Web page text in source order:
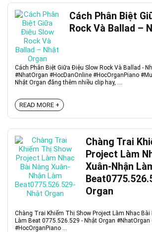
Cách Phân Biệt
Rock Và Ballad –
Cách Phân Biệt Giữa Điệu Slow Rock Và Ballad -
#NhatOrgan #HocDanOnline #HocOrganPiano
Nhật Organ đăng thêm nhiều clip hay, ...
READ MORE +
Chàng Trai
Project Làm
Xuân-Nhận
Organ
Chàng Trai Khiếm Thị Show Project Làm Nhạc Bài
Làm Beat 0775.526.529 - Nhật Organ #NhatOrgan
#HocOrganPiano ...